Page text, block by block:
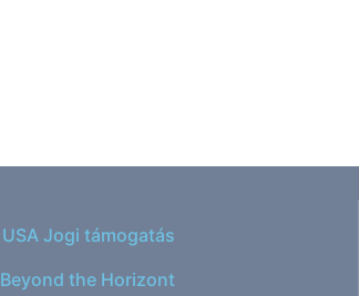
USA Jogi támogatás
Beyond the Horizont